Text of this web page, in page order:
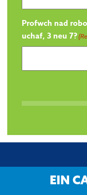
Profwch nad
uchaf, 3 neu 7?
EIN